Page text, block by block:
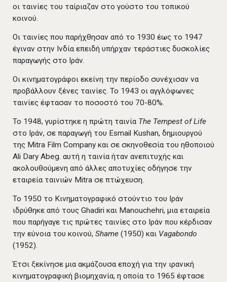
οι ταινίες του ταίριαζαν στο γούστο του τοπικού
κοινού.
Οι ταινίες που παρήχθησαν από το 1930 έως το 1947
έγιναν στην Ινδία επειδή υπήρχαν τεράστιες δυσκολίες
παραγωγής στο Ιράν.
Οι κινηματογράφοι εκείνη την περίοδο συνέχισαν να
προβάλλουν ξένες ταινίες. Το 1943 οι αγγλόφωνες
ταινίες έφτασαν το ποσοστό του 70-80%.
Το 1948, γυρίστηκε η πρώτη ταινία The Tempest of Life
στο Ιράν, σε παραγωγή του Esmail Kushan, δημιουργού
της Mitra Film Company και σε σκηνοθεσία του ηθοποιού
Ali Dary Abeg. αυτή η ταινία ήταν ανεπιτυχής και
ακολουθούμενη από άλλες αποτυχίες οδήγησε την
εταιρεία ταινιών Mitra σε πτώχευση.
Το 1950 το Κινηματογραφικό στούντιο του Ιράν
ιδρύθηκε από τους Ghadiri και Manouchehri, μια εταιρεία
που παρήγαγε τις πρώτες ταινίες στο Ιράν που κέρδισαν
την εύνοια του κοινού, Shame (1950) και Vagabondo
(1952).
Έτσι ξεκίνησε μια ακμάζουσα εποχή για την ιρανική
κινηματογραφική βιομηχανία, η οποία το 1965 έφτασε